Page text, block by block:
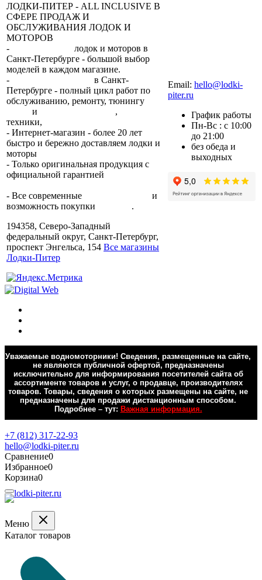
ЛОДКИ-ПИТЕР - ALL INCLUSIVE В
СФЕРЕ ПРОДАЖ И
ОБСЛУЖИВАНИЯ ЛОДОК И
МОТОРОВ
-
лодок и моторов в
Санкт-Петербурге - большой выбор
моделей в каждом магазине.
-
в Санкт-
Петербурге - полный цикл работ по
обслуживанию, ремонту, тюнингу
и ,
техники,
- Интернет-магазин - более 20 лет
быстро и бережно доставляем лодки и
моторы
- Только оригинальная продукция с
официальной гарантией
- Все современные
и
возможность покупки
.
194358, Северо-Западный
федеральный округ, Санкт-Петербург,
проспект Энгельса, 154 Все магазины
Лодки-Питер
Email: hello@lodki-
piter.ru
График работы
Пн-Вс : с 10:00
до 21:00
без обеда и
выходных
Уважаемые водномоторники! Сведения, размещенные на сайте,
не являются публичной офертой, предназначены
исключительно для информирования посетителей сайта об
ассортименте товаров и услуг, о продавце, производителях
товаров. Товары, сведения о которых размещены на сайте, не
предназначены для продажи дистанционным способом.
Подробнее – тут: Важная информация.
+7 (812) 317-22-93
hello@lodki-piter.ru
Сравнение0
Избранное0
Корзина0
Меню
Каталог товаров